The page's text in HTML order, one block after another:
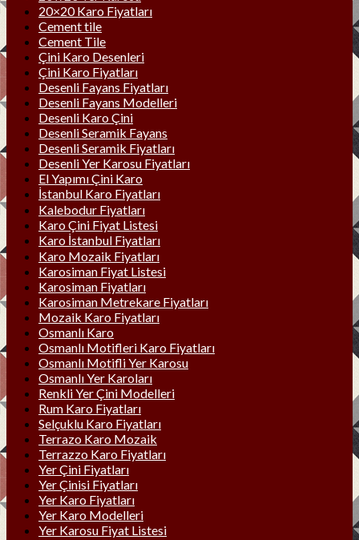
20×20 Karo Fiyatları
Cement tile
Cement Tile
Çini Karo Desenleri
Çini Karo Fiyatları
Desenli Fayans Fiyatları
Desenli Fayans Modelleri
Desenli Karo Çini
Desenli Seramik Fayans
Desenli Seramik Fiyatları
Desenli Yer Karosu Fiyatları
El Yapımı Çini Karo
İstanbul Karo Fiyatları
Kalebodur Fiyatları
Karo Çini Fiyat Listesi
Karo İstanbul Fiyatları
Karo Mozaik Fiyatları
Karosiman Fiyat Listesi
Karosiman Fiyatları
Karosiman Metrekare Fiyatları
Mozaik Karo Fiyatları
Osmanlı Karo
Osmanlı Motifleri Karo Fiyatları
Osmanlı Motifli Yer Karosu
Osmanlı Yer Karoları
Renkli Yer Çini Modelleri
Rum Karo Fiyatları
Selçuklu Karo Fiyatları
Terrazo Karo Mozaik
Terrazzo Karo Fiyatları
Yer Çini Fiyatları
Yer Çinisi Fiyatları
Yer Karo Fiyatları
Yer Karo Modelleri
Yer Karosu Fiyat Listesi